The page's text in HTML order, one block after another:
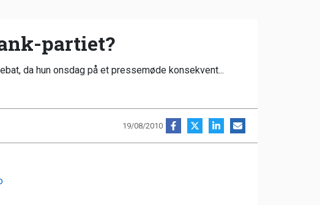
partiet?
da hun onsdag på et pressemøde konsekvent...
19/08/2010